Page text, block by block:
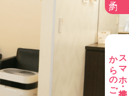
スマホ・携帯
からのご予約